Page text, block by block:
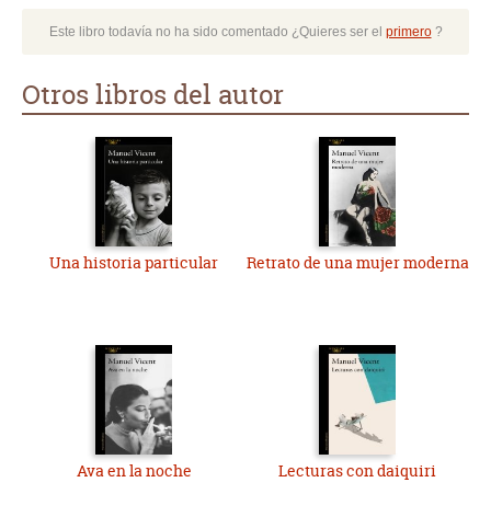
Este libro todavía no ha sido comentado ¿Quieres ser el primero?
Otros libros del autor
Una historia particular Retrato de una mujer moderna
Ava en la noche Lecturas con daiquiri